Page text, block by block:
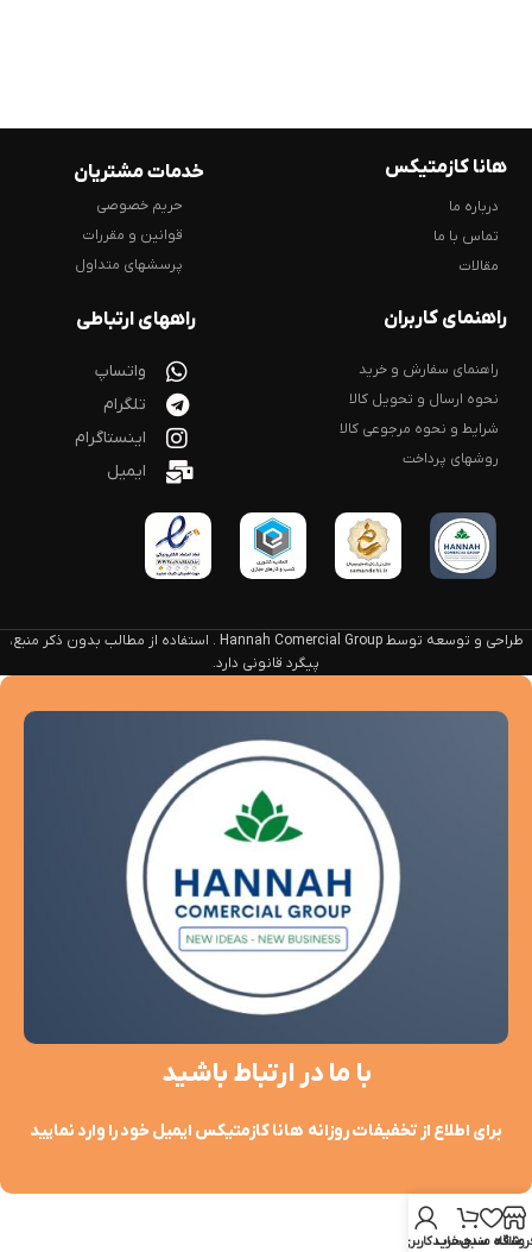
هانا کازمتیکس
درباره ما
تماس با ما
مقالات
خدمات مشتریان
حریم خصوصی
قوانین و مقررات
پرسشهای متداول
راهنمای کاربران
راهنمای سفارش و خرید
نحوه ارسال و تحویل کالا
شرایط و نحوه مرجوعی کالا
روشهای پرداخت
راههای ارتباطی
واتساپ
تلگرام
اینستاگرام
ایمیل
طراحی و توسعه توسط Hannah Comercial Group . استفاده از مطالب بدون ذکر منبع،
پیگرد قانونی دارد.
با ما در ارتباط باشید
برای اطلاع از تخفیفات روزانه هانا کازمتیکس ایمیل خود را وارد نمایید
علاقه مندیسبد خرید
حساب کاربری من